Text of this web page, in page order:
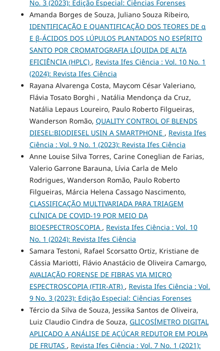
No. 3 (2023): Edição Especial: Ciências Forenses
Amanda Borges de Souza, Juliano Souza Ribeiro,
IDENTIFICAÇÃO E QUANTIFICAÇÃO DOS TEORES DE α
E β-ÁCIDOS DOS LÚPULOS PLANTADOS NO ESPÍRITO
SANTO POR CROMATOGRAFIA LÍQUIDA DE ALTA
EFICIÊNCIA (HPLC) , Revista Ifes Ciência : Vol. 10 No. 1
(2024): Revista Ifes Ciência
Rayana Alvarenga Costa, Maycom César Valeriano,
Flávia Tosato Borghi , Natália Mendonça da Cruz,
Natália Lepaus Loureiro, Paulo Roberto Filgueiras,
Wanderson Romão, QUALITY CONTROL OF BLENDS
DIESEL:BIODIESEL USIN A SMARTPHONE , Revista Ifes
Ciência : Vol. 9 No. 1 (2023): Revista Ifes Ciência
Anne Louise Silva Torres, Carine Coneglian de Farias,
Valerio Garrone Barauna, Lívia Carla de Melo
Rodrigues, Wanderson Romão, Paulo Roberto
Filgueiras, Márcia Helena Cassago Nascimento,
CLASSIFICAÇÃO MULTIVARIADA PARA TRIAGEM
CLÍNICA DE COVID-19 POR MEIO DA
BIOESPECTROSCOPIA , Revista Ifes Ciência : Vol. 10
No. 1 (2024): Revista Ifes Ciência
Samara Testoni, Rafael Scorsatto Ortiz, Kristiane de
Cássia Mariotti, Flávio Anastácio de Oliveira Camargo,
AVALIAÇÃO FORENSE DE FIBRAS VIA MICRO
ESPECTROSCOPIA (FTIR-ATR) , Revista Ifes Ciência : Vol.
9 No. 3 (2023): Edição Especial: Ciências Forenses
Tércio da Silva de Souza, Jessika Santos de Oliveira,
Luiz Claudio Cindra de Souza, GLICOSÍMETRO DIGITAL
APLICADO A ANÁLISE DE AÇÚCAR REDUTOR EM POLPA
DE FRUTAS , Revista Ifes Ciência : Vol. 7 No. 1 (2021):